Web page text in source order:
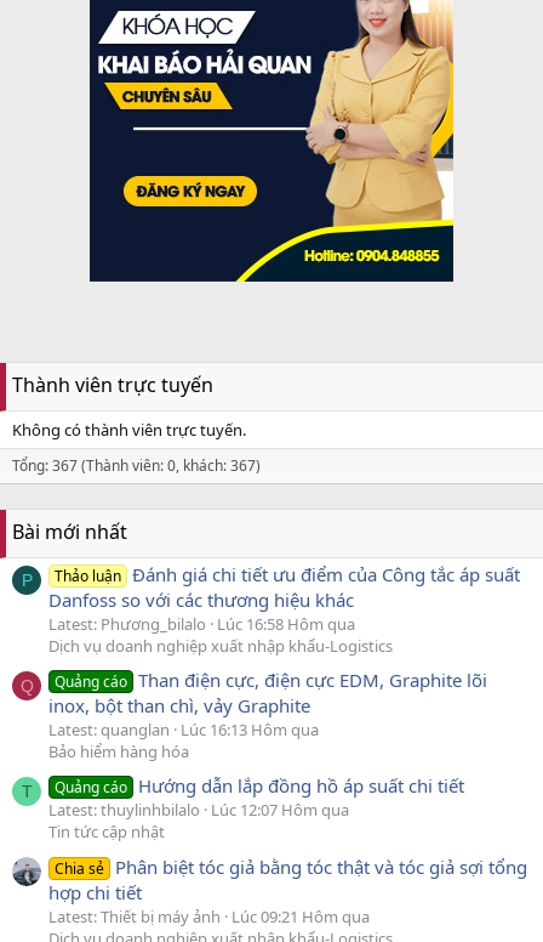
Thành viên trực tuyến
Không có thành viên trực tuyến.
Tổng: 367 (Thành viên: 0, khách: 367)
Bài mới nhất
P Thảo luận Đánh giá chi tiết ưu điểm của Công tắc áp suất
Danfoss so với các thương hiệu khác
Latest: Phương_bilalo
Lúc 16:58 Hôm qua
Dịch vụ doanh nghiệp xuất nhập khẩu-Logistics
Q Quảng cáo Than điện cực, điện cực EDM, Graphite lõi
inox, bột than chì, vảy Graphite
Latest: quanglan
Lúc 16:13 Hôm qua
Bảo hiểm hàng hóa
T Quảng cáo Hướng dẫn lắp đồng hồ áp suất chi tiết
Latest: thuylinhbilalo
Lúc 12:07 Hôm qua
Tin tức cập nhật
Chia sẻ Phân biệt tóc giả bằng tóc thật và tóc giả sợi tổng
hợp chi tiết
Latest: Thiết bị máy ảnh
Lúc 09:21 Hôm qua